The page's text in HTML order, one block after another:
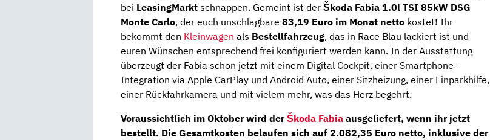
bei LeasingMarkt schnappen. Gemeint ist der Škoda Fabia 1.0l TSI 85kW DSG
Monte Carlo, der euch unschlagbare 83,19 Euro im Monat netto kostet! Ihr
bekommt den Kleinwagen als Bestellfahrzeug, das in Race Blau lackiert ist und
euren Wünschen entsprechend frei konfiguriert werden kann. In der Ausstattung
überzeugt der Fabia schon jetzt mit einem Digital Cockpit, einer Smartphone-
Integration via Apple CarPlay und Android Auto, einer Sitzheizung, einer Einparkhilfe,
einer Rückfahrkamera und mit vielem mehr, was das Herz begehrt.
Voraussichtlich im Oktoberwird derŠkoda Fabia ausgeliefert, wenn ihr jetzt
bestellt. Die Gesamtkosten belaufen sich auf 2.082,35 Euro netto, inklusive der